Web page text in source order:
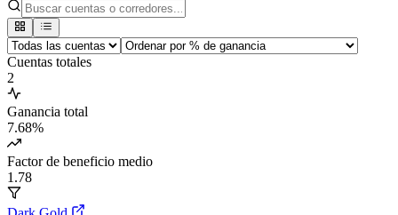
Cuentas totales
2
Ganancia total
7.68%
Factor de beneficio medio
1.78